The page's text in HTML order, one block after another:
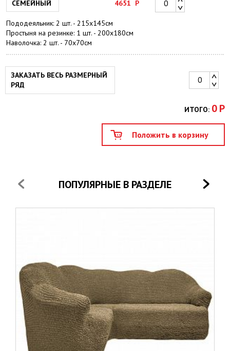
СЕМЕЙНЫЙ 4651 Р
Пододеяльник: 2 шт. - 215х145см
Простыня на резинке: 1 шт. - 200х180см
Наволочка: 2 шт. - 70х70см
ЗАКАЗАТЬ ВЕСЬ РАЗМЕРНЫЙ
РЯД
ИТОГО: 0Р
ПОПУЛЯРНЫЕ В РАЗДЕЛЕ